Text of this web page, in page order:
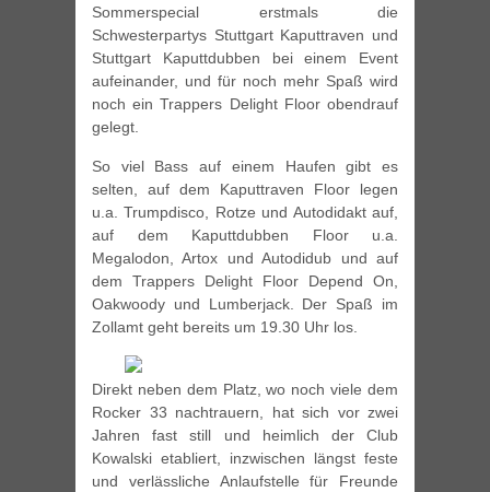
Sommerspecial erstmals die
Schwesterpartys Stuttgart Kaputtraven und
Stuttgart Kaputtdubben bei einem Event
aufeinander, und für noch mehr Spaß wird
noch ein Trappers Delight Floor obendrauf
gelegt.
So viel Bass auf einem Haufen gibt es
selten, auf dem Kaputtraven Floor legen
u.a. Trumpdisco, Rotze und Autodidakt auf,
auf dem Kaputtdubben Floor u.a.
Megalodon, Artox und Autodidub und auf
dem Trappers Delight Floor Depend On,
Oakwoody und Lumberjack. Der Spaß im
Zollamt geht bereits um 19.30 Uhr los.
Direkt neben dem Platz, wo noch viele dem
Rocker 33 nachtrauern, hat sich vor zwei
Jahren fast still und heimlich der Club
Kowalski etabliert, inzwischen längst feste
und verlässliche Anlaufstelle für Freunde